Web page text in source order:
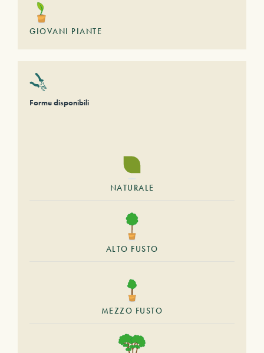
GIOVANI PIANTE
Forme disponibili
NATURALE
ALTO FUSTO
MEZZO FUSTO